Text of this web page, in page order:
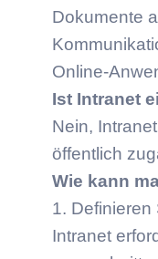
Dokumente
Online-
Ist Intranet
Nein,
öffentlich
Wie kann
1.
Intranet